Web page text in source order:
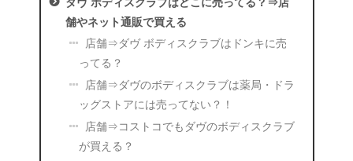
舗やネット通販で買える
店舗⇒ダヴ ボディスクラブはドンキに売
ってる？
店舗⇒ダヴのボディスクラブは薬局・ドラ
ッグストアには売ってない？！
店舗⇒コストコでもダヴのボディスクラブ
が買える？